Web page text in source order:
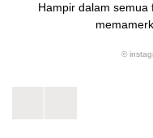
Hampir dalam semua
©